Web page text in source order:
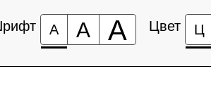
А А А Цвет Ц